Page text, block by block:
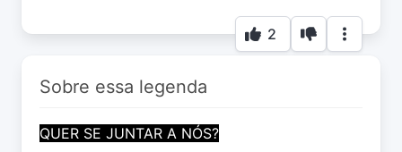
2
Sobre essa legenda
QUER SE JUNTAR A NÓS?